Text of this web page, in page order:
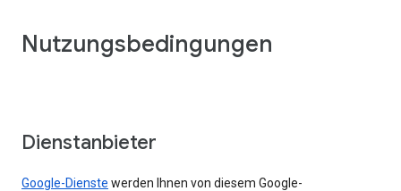
Nutzungsbedingungen
Dienstanbieter
Google-Dienste werden Ihnen von diesem Google-